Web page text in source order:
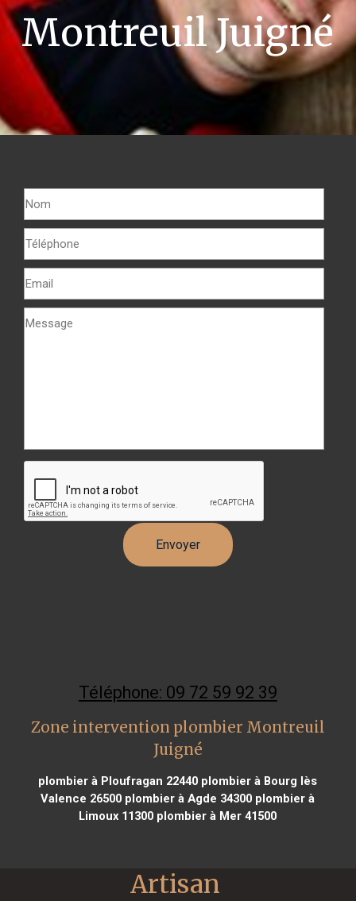
Montreuil Juigné
Téléphone: 09 72 59 92 39
Zone intervention plombier Montreuil
Juigné
plombier à Ploufragan 22440 plombier à Bourg lès
Valence 26500 plombier à Agde 34300 plombier à
Limoux 11300 plombier à Mer 41500
Artisan